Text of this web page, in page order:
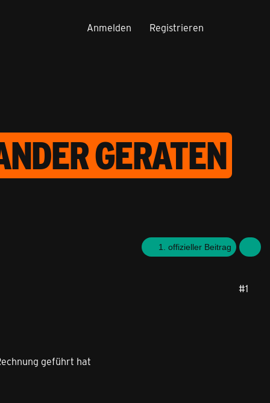
Anmelden Registrieren
GERATEN
1. offizieller Beitrag
#1
geführt hat